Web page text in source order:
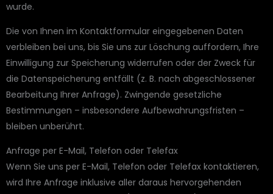
wurde.
Die von Ihnen im Kontaktformular eingegebenen Daten
verbleiben bei uns, bis Sie uns zur Löschung auffordern, Ihre
Einwilligung zur Speicherung widerrufen oder der Zweck für
die Datenspeicherung entfällt (z. B. nach abgeschlossener
Bearbeitung Ihrer Anfrage). Zwingende gesetzliche
Bestimmungen – insbesondere Aufbewahrungsfristen –
bleiben unberührt.
Anfrage per E-Mail, Telefon oder Telefax
Wenn Sie uns per E-Mail, Telefon oder Telefax kontaktieren,
wird Ihre Anfrage inklusive aller daraus hervorgehenden